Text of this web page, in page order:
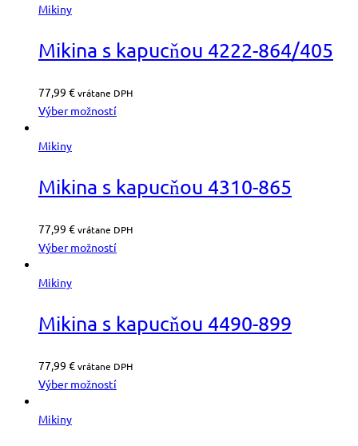
Mikiny
Mikina s kapucňou 4222-864/405
77,99 €vrátane DPH
Výber možností
Mikiny
Mikina s kapucňou 4310-865
77,99 €vrátane DPH
Výber možností
Mikiny
Mikina s kapucňou 4490-899
77,99 €vrátane DPH
Výber možností
Mikiny